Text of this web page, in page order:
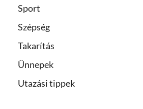
Sport
Szépség
Takarítás
Ünnepek
Utazási tippek